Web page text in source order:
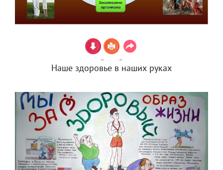
Наше здоровье в наших руках